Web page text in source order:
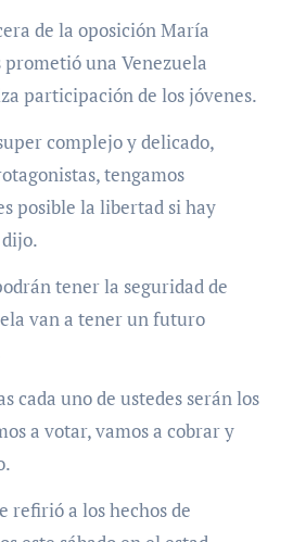
de la oposición María
una Venezuela
participación de los jóvenes.
complejo y delicado,
tengamos
posible la libertad si hay
tener la seguridad de
van a tener un futuro
cada uno de ustedes serán los
a votar, vamos a cobrar y
refirió a los hechos de